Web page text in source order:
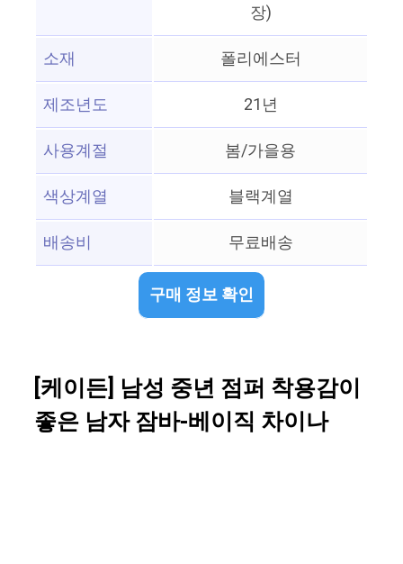
장)
소재
폴리에스터
제조년도
21년
사용계절
봄/가을용
색상계열
블랙계열
배송비
무료배송
구매 정보 확인
[케이든] 남성 중년 점퍼 착용감이
좋은 남자 잠바-베이직 차이나